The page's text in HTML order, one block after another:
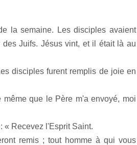
la semaine. Les disciples avaient
Juifs. Jésus vint, et il était là au
disciples furent remplis de joie en
que le Père m'a envoyé, moi
« Recevez l'Esprit Saint.
remis ; tout homme à qui vous